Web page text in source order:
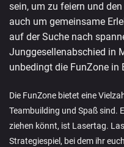
sein, um zu feiern und
auch um gemeinsame
auf der Suche nach
Junggesellenabschied in
unbedingt die FunZone in
Die FunZone bietet eine
Teambuilding und Spaß sind.
ziehen könnt, ist Lasertag.
Strategiespiel, bei dem ihr